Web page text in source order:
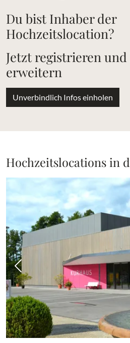
Du bist Inhaber der
Hochzeitslocation?
Jetzt registrieren
erweitern
Unverbindlich Infos einholen
Hochzeitslocations in
Vorheriges Bild